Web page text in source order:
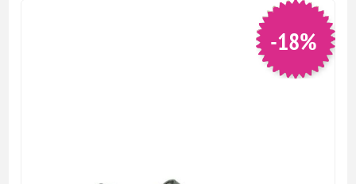
-18%